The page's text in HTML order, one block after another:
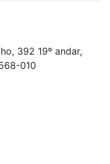
392 19º andar,
010